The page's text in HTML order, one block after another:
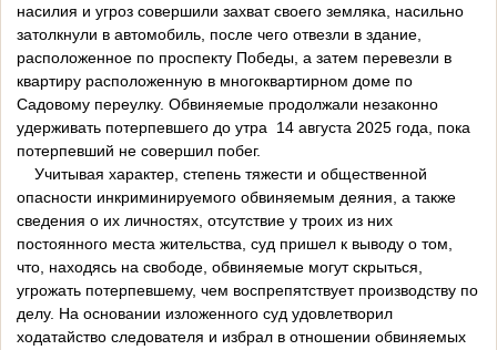
насилия и угроз совершили захват своего земляка, насильно
затолкнули в автомобиль, после чего отвезли в здание,
расположенное по проспекту Победы, а затем перевезли в
квартиру расположенную в многоквартирном доме по
Садовому переулку. Обвиняемые продолжали незаконно
удерживать потерпевшего до утра 14 августа 2025 года, пока
потерпевший не совершил побег.
Учитывая характер, степень тяжести и общественной
опасности инкриминируемого обвиняемым деяния, а также
сведения о их личностях, отсутствие у троих из них
постоянного места жительства, суд пришел к выводу о том,
что, находясь на свободе, обвиняемые могут скрыться,
угрожать потерпевшему, чем воспрепятствует производству по
делу. На основании изложенного суд удовлетворил
ходатайство следователя и избрал в отношении обвиняемых